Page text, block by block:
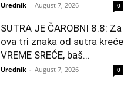
Urednik - August 7, 2026 0
SUTRA JE ČAROBNI 8.8: Za
ova tri znaka od sutra kreće
VREME SREĆE, baš...
Urednik - August 7, 2026 0